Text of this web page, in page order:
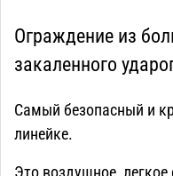
Ограждение из
закаленного
Самый безопасный и
линейке.